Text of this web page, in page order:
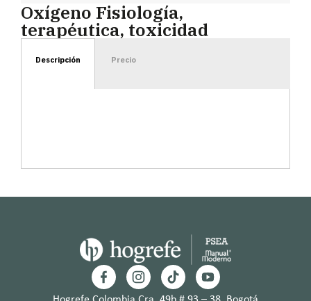
Oxígeno Fisiología,
terapéutica, toxicidad
Descripción Precio